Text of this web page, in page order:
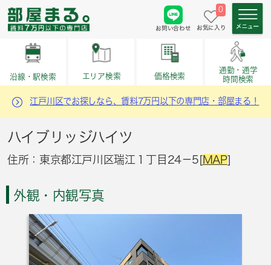
お問い合わせ
0
お気に入り
沿線・駅検索 エリア検索 価格検索
通勤・通学
時間検索
江戸川区でお探しなら、賃料7万円以下の専門店・部屋まる！
ハイブリッジハイツ
住所：東京都江戸川区瑞江１丁目24－5[MAP]
外観・内観写真